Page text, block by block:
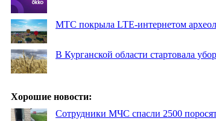
МТС покрыла LTE-интернетом
В Курганской области стартовала
Хорошие новости:
Сотрудники МЧС спасли 2500